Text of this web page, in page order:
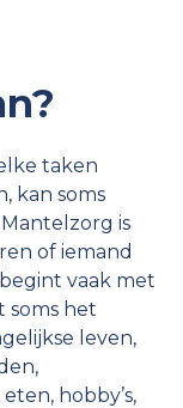
taken
kan soms
is
of iemand
vaak met
soms het
leven,
hobby’s,